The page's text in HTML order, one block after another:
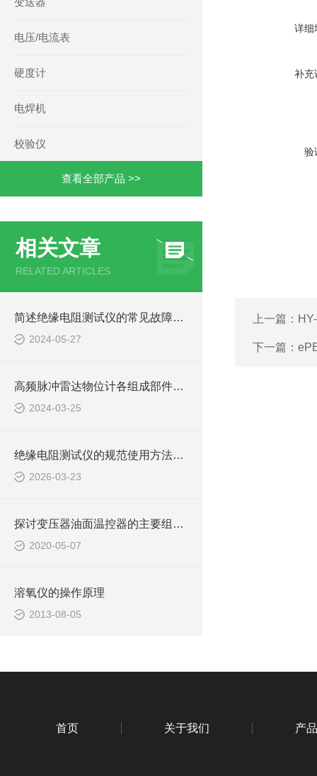
电压/电流表
硬度计
电焊机
校验仪
查看全部产品 >>
相关文章
RELATED ARTICLES
简述绝缘电阻测试仪的常见故障相应解决方法
2024-05-27
高频脉冲雷达物位计各组成部件的功能特点分享
2024-03-25
绝缘电阻测试仪的规范使用方法详解
2026-03-23
探讨变压器油面温控器的主要组成及功能
2020-05-07
溶氧仪的操作原理
2013-08-05
详细
补充
验
上一篇：
下一篇：
首页 关于我们 产